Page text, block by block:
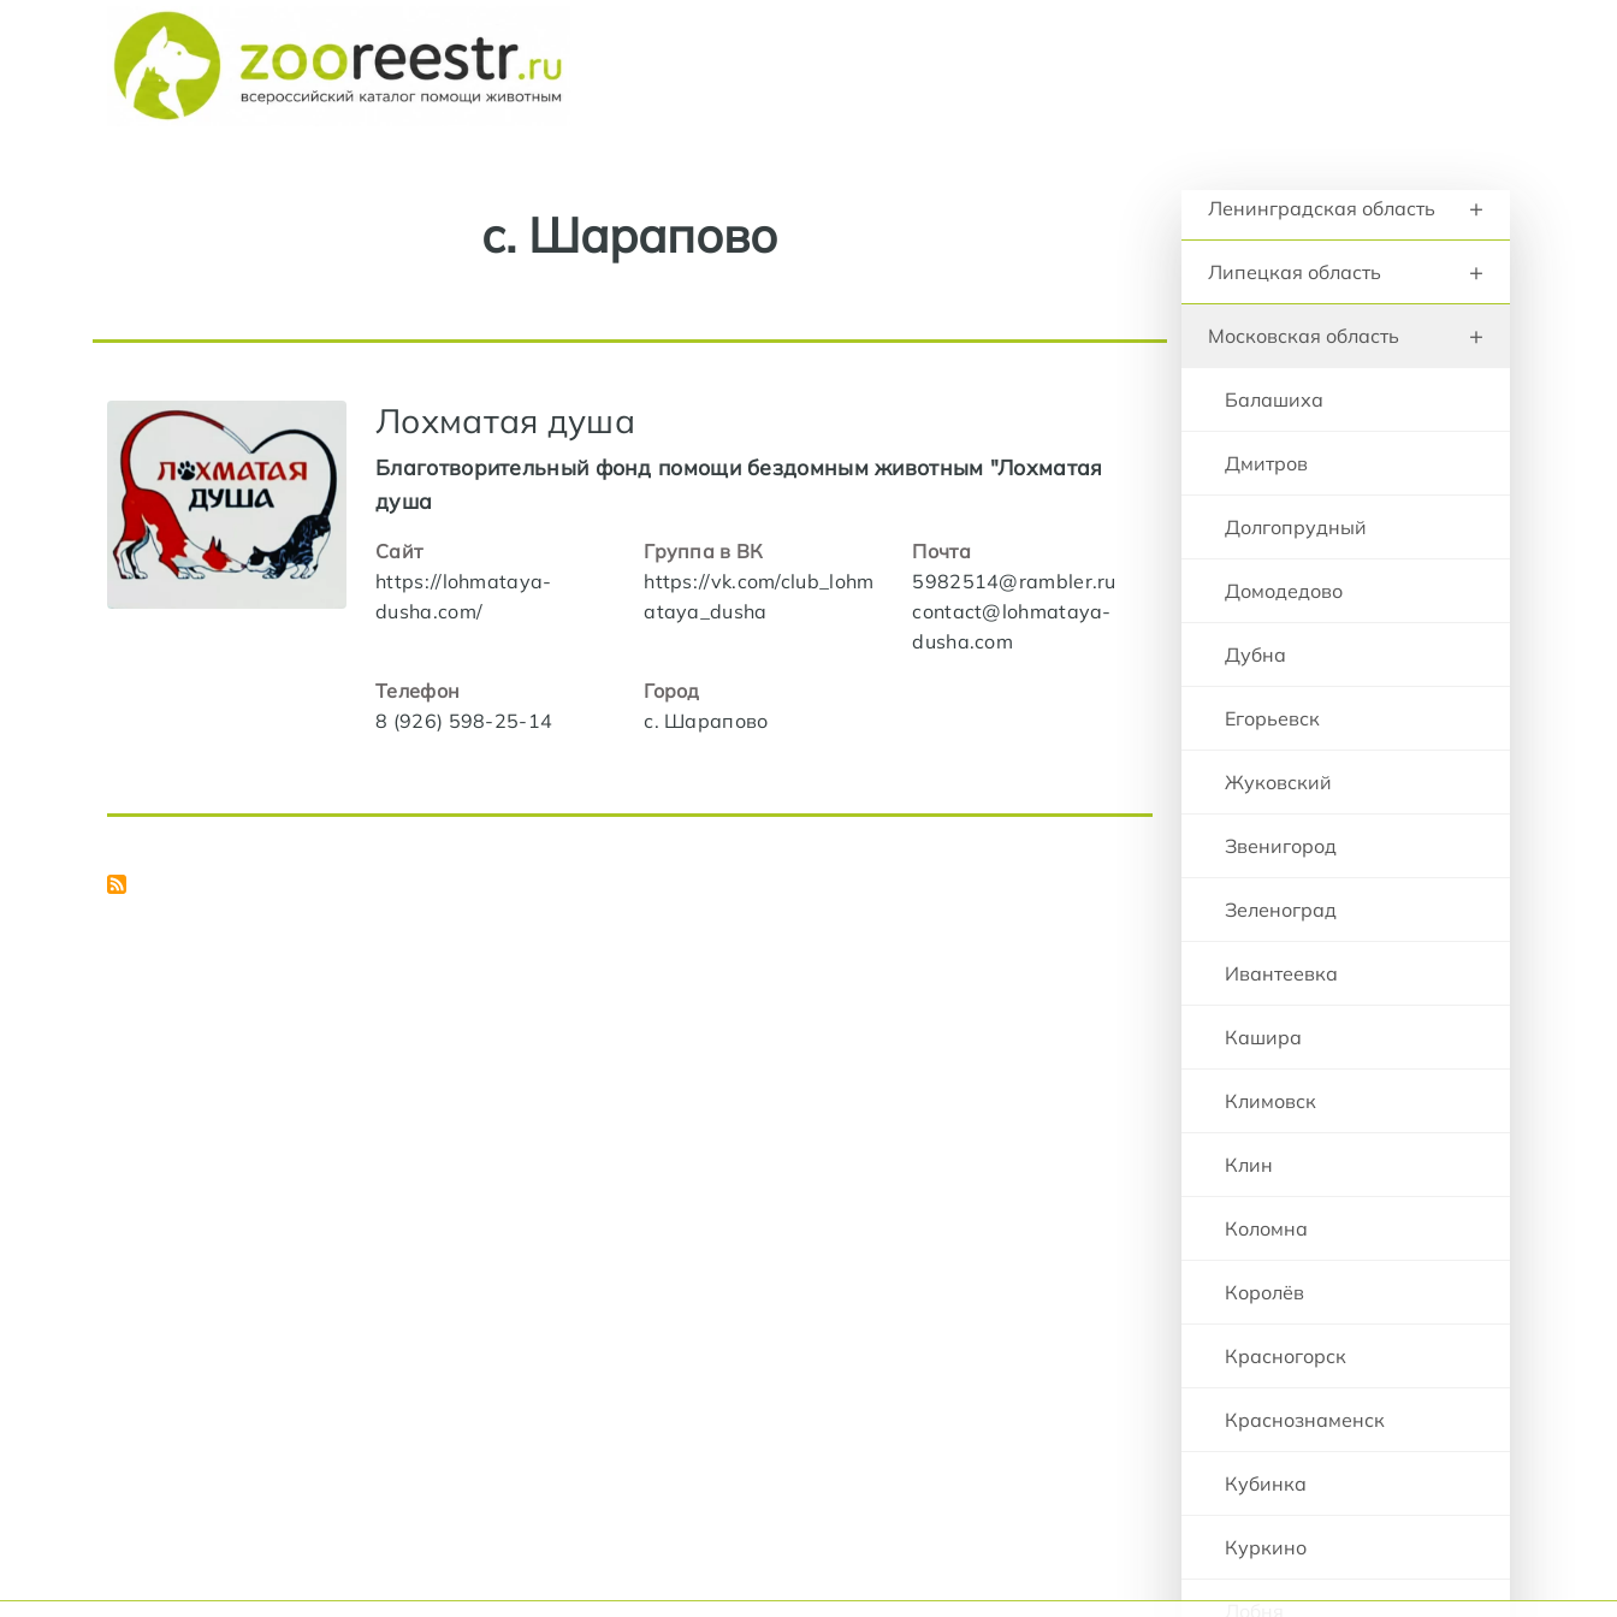
с. Шарапово
Лохматая душа
Благотворительный фонд помощи бездомным животным "Лохматая
душа
Сайт
https://lohmataya-
dusha.com/
Группа в ВК
https://vk.com/club_lohm
ataya_dusha
Почта
5982514@rambler.ru
contact@lohmataya-
dusha.com
Телефон
8 (926) 598-25-14
Город
с. Шарапово
Регионы и города
Ленинградская область +
Липецкая область +
Московская область +
Балашиха
Дмитров
Долгопрудный
Домодедово
Дубна
Егорьевск
Жуковский
Звенигород
Зеленоград
Ивантеевка
Кашира
Климовск
Клин
Коломна
Королёв
Красногорск
Краснознаменск
Кубинка
Куркино